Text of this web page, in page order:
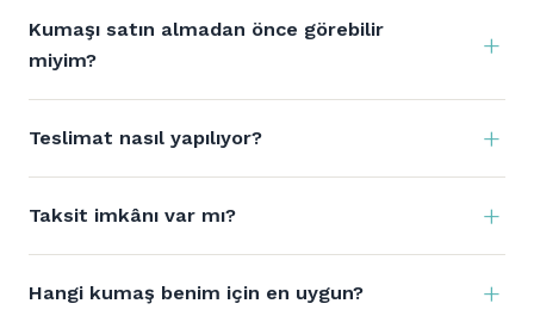
Kumaşı satın almadan önce görebilir
miyim?
Teslimat nasıl yapılıyor?
Taksit imkânı var mı?
Hangi kumaş benim için en uygun?